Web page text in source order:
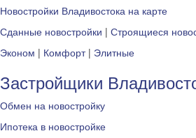
Новостройки Владивостока на карте
Сданные новостройки | Строящиеся
Эконом | Комфорт| Элитные
Застройщики
Обмен на новостройку
Ипотека в новостройке